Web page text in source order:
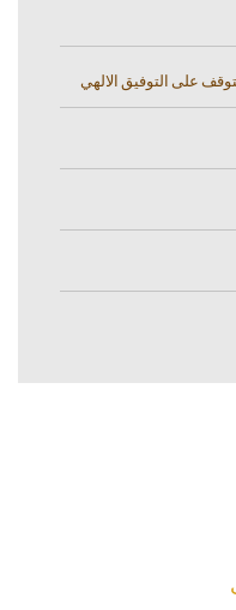
على التوفيق الالهي